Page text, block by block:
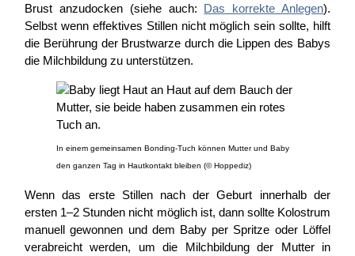
Brust anzudocken (siehe auch: Das korrekte Anlegen).
Selbst wenn effektives Stillen nicht möglich sein sollte, hilft
die Berührung der Brustwarze durch die Lippen des Babys
die Milchbildung zu unterstützen.
In einem gemeinsamen Bonding-Tuch können Mutter und Baby
den ganzen Tag in Hautkontakt bleiben (© Hoppediz)
Wenn das erste Stillen nach der Geburt innerhalb der
ersten 1–2 Stunden nicht möglich ist, dann sollte Kolostrum
manuell gewonnen und dem Baby per Spritze oder Löffel
verabreicht werden, um die Milchbildung der Mutter in